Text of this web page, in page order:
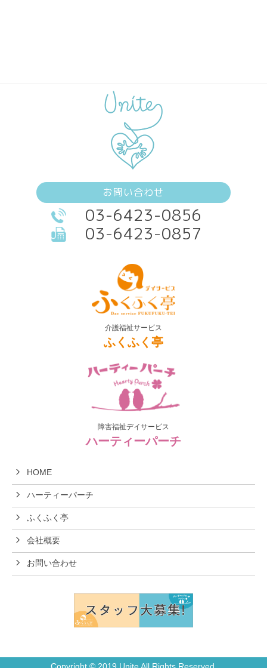
お問い合わせ
03-6423-0856
03-6423-0857
介護福祉サービス
ふくふく亭
障害福祉デイサービス
ハーティーパーチ
HOME
ハーティーパーチ
ふくふく亭
会社概要
お問い合わせ